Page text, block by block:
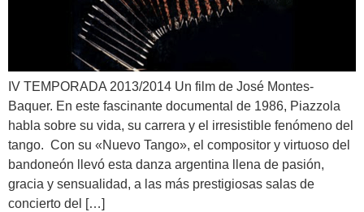
IV TEMPORADA 2013/2014 Un film de José Montes-
Baquer. En este fascinante documental de 1986, Piazzola
habla sobre su vida, su carrera y el irresistible fenómeno del
tango. Con su «Nuevo Tango», el compositor y virtuoso del
bandoneón llevó esta danza argentina llena de pasión,
gracia y sensualidad, a las más prestigiosas salas de
concierto del […]